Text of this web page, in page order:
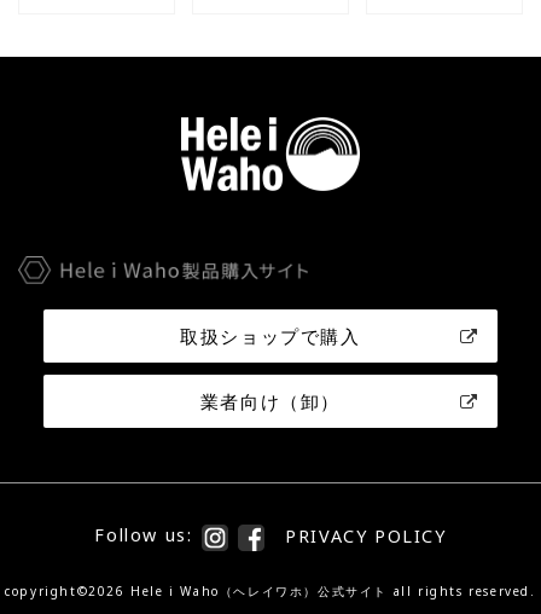
取扱ショップで購入
業者向け（卸）
Follow us: PRIVACY POLICY
copyright©2026 Hele i Waho（ヘレイワホ）公式サイト all rights reserved.